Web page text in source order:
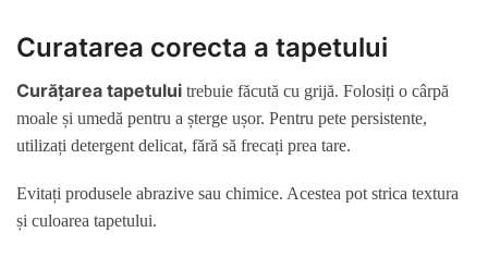
Curatarea corecta a tapetului
Curățarea tapetului trebuie făcută cu grijă. Folosiți o cârpă
moale și umedă pentru a șterge ușor. Pentru pete persistente,
utilizați detergent delicat, fără să frecați prea tare.
Evitați produsele abrazive sau chimice. Acestea pot strica textura
și culoarea tapetului.